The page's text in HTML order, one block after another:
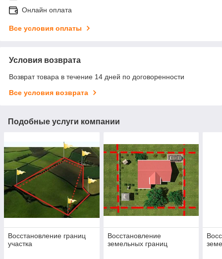
Онлайн оплата
Все условия оплаты
Условия возврата
Возврат товара в течение 14 дней по договоренности
Все условия возврата
Подобные услуги компании
Восстановление границ
участка
Восстановление
земельных границ